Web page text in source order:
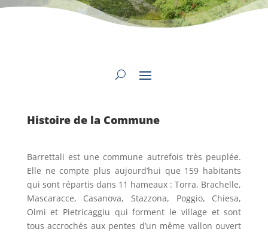
Histoire de la Commune
Barrettali est une commune autrefois très peuplée.
Elle ne compte plus aujourd’hui que 159 habitants
qui sont répartis dans 11 hameaux : Torra, Brachelle,
Mascaracce, Casanova, Stazzona, Poggio, Chiesa,
Olmi et Pietricaggiu qui forment le village et sont
tous accrochés aux pentes d’un même vallon ouvert